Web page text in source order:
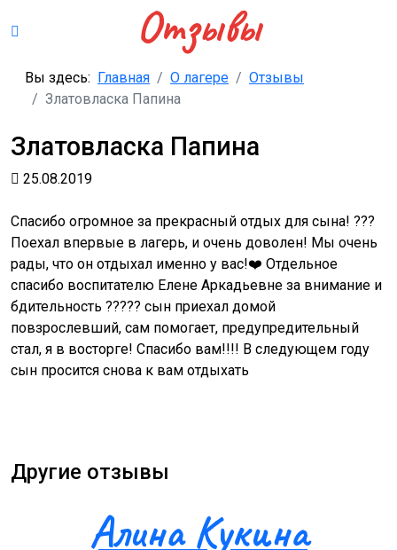
Отзывы
Вы здесь: Главная О лагере
Отзывы
Златовласка Папина
Златовласка Папина
25.08.2019
Спасибо огромное за прекрасный отдых для сына! ???
Поехал впервые в лагерь, и очень доволен! Мы очень
рады, что он отдыхал именно у вас!❤️ Отдельное
спасибо воспитателю Елене Аркадьевне за внимание и
бдительность ????? сын приехал домой
повзрослевший, сам помогает, предупредительный
стал, я в восторге! Спасибо вам!!!! В следующем году
сын просится снова к вам отдыхать
Другие отзывы
Алина Кукина